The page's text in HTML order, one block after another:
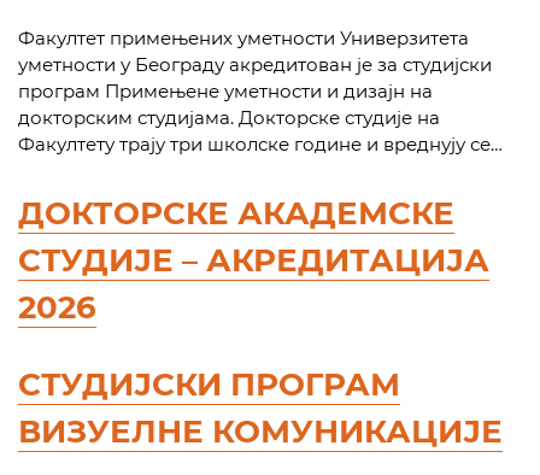
Факултет примењених уметности Универзитета
уметности у Београду акредитован је за студијски
програм Примењене уметности и дизајн на
докторским студијама. Докторске студије на
Факултету трају три школске године и вреднују се…
ДОКТОРСКЕ АКАДЕМСКЕ
СТУДИЈЕ – АКРЕДИТАЦИЈА
2026
СТУДИЈСКИ ПРОГРАМ
ВИЗУЕЛНЕ КОМУНИКАЦИЈЕ